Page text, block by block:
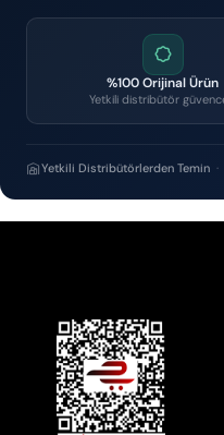
%100 Orijinal Ürün
Yetkili distribütör
Yetkili Distribütörlerden Temin